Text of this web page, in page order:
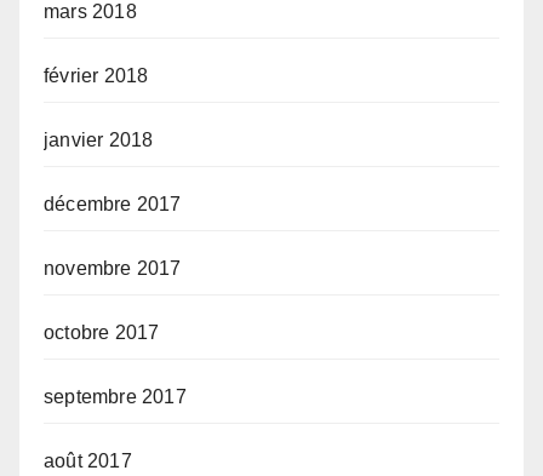
mars 2018
février 2018
janvier 2018
décembre 2017
novembre 2017
octobre 2017
septembre 2017
août 2017